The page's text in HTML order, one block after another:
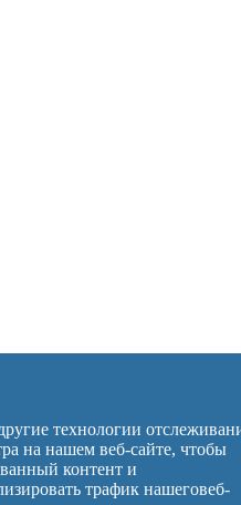
технологии
на нашем веб-сайте, чтобы
контент и
трафик нашеговеб-